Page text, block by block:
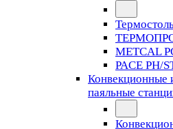
METCAL
PACE PH/
Конвекционные
паяльные